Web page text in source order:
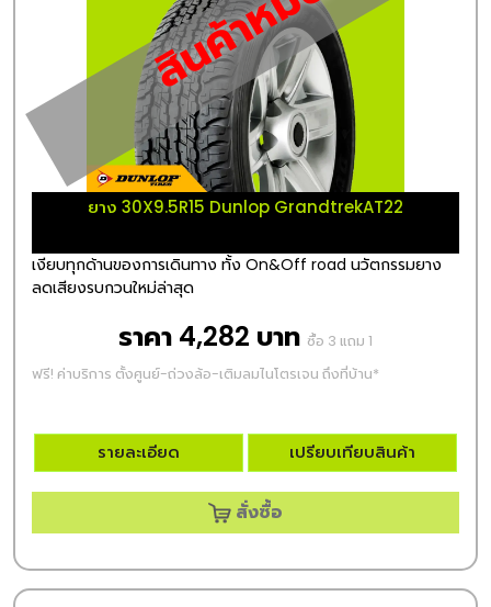
ยาง 30X9.5R15 Dunlop GrandtrekAT22
เงียบทุกด้านของการเดินทาง ทั้ง On&Off road นวัตกรรมยาง
ลดเสียงรบกวนใหม่ล่าสุด
ราคา 4,282 บาท ซื้อ 3 แถม 1
ฟรี! ค่าบริการ ตั้งศูนย์-ถ่วงล้อ-เติมลมไนโตรเจน ถึงที่บ้าน*
รายละเอียด เปรียบเทียบสินค้า
สั่งซื้อ